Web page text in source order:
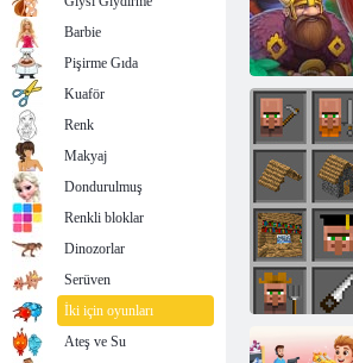
Barbie
Pişirme Gıda
Kuaför
Renk
Makyaj
Dondurulmuş
Renkli bloklar
Dinozorlar
Serüven
İki için oyunları
Ateş ve Su